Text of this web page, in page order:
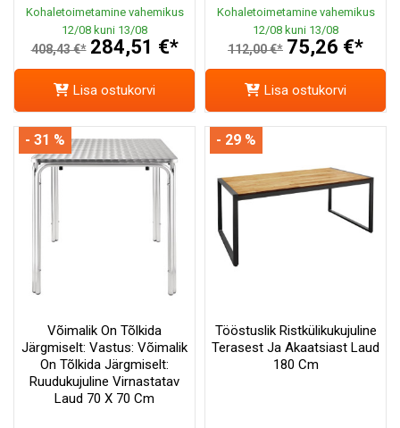
Kohaletoimetamine vahemikus
12/08 kuni 13/08
408,43 €* 284,51 €*
Lisa ostukorvi
Kohaletoimetamine vahemikus
12/08 kuni 13/08
112,00 €* 75,26 €*
Lisa ostukorvi
Võimalik On Tõlkida
Järgmiselt: Vastus: Võimalik
On Tõlkida Järgmiselt:
Ruudukujuline Virnastatav
Laud 70 X 70 Cm
- 31 %
Tööstuslik Ristkülikukujuline
Terasest Ja Akaatsiast Laud
180 Cm
- 29 %